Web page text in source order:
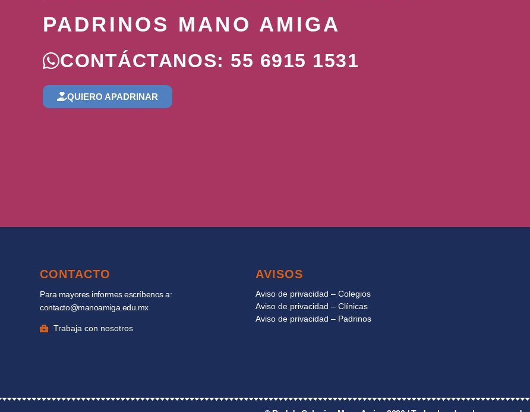
PADRINOS MANO AMIGA
CONTÁCTANOS: 55 6915 1531
QUIERO APADRINAR
CONTACTO
Para mayores informes escríbenos a:
contacto@manoamiga.edu.mx
Trabaja con nosotros
AVISOS
Aviso de privacidad – Colegios
Aviso de privacidad – Clínicas
Aviso de privacidad – Padrinos